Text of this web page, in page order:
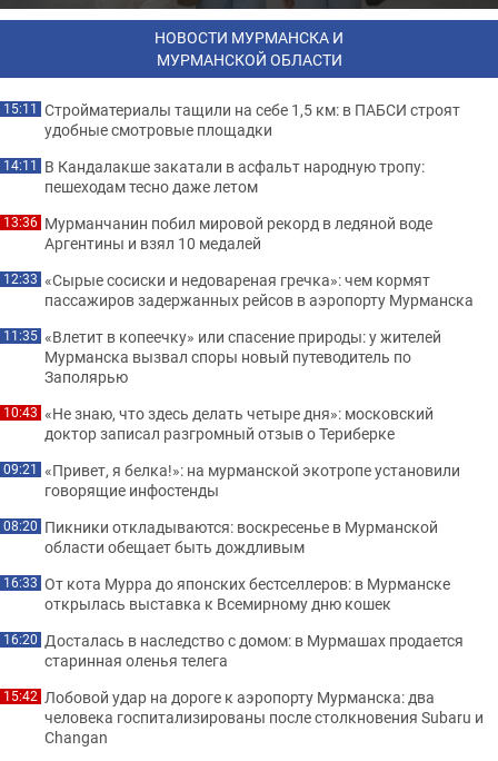
НОВОСТИ МУРМАНСКА И
МУРМАНСКОЙ ОБЛАСТИ
15:11 Стройматериалы тащили на себе 1,5 км: в ПАБСИ строят
удобные смотровые площадки
14:11 В Кандалакше закатали в асфальт народную тропу:
пешеходам тесно даже летом
13:36 Мурманчанин побил мировой рекорд в ледяной воде
Аргентины и взял 10 медалей
12:33 «Сырые сосиски и недовареная гречка»: чем кормят
пассажиров задержанных рейсов в аэропорту Мурманска
11:35 «Влетит в копеечку» или спасение природы: у жителей
Мурманска вызвал споры новый путеводитель по
Заполярью
10:43 «Не знаю, что здесь делать четыре дня»: московский
доктор записал разгромный отзыв о Териберке
09:21 «Привет, я белка!»: на мурманской экотропе установили
говорящие инфостенды
08:20 Пикники откладываются: воскресенье в Мурманской
области обещает быть дождливым
16:33 От кота Мурра до японских бестселлеров: в Мурманске
открылась выставка к Всемирному дню кошек
16:20 Досталась в наследство с домом: в Мурмашах продается
старинная оленья телега
15:42 Лобовой удар на дороге к аэропорту Мурманска: два
человека госпитализированы после столкновения Subaru и
Changan